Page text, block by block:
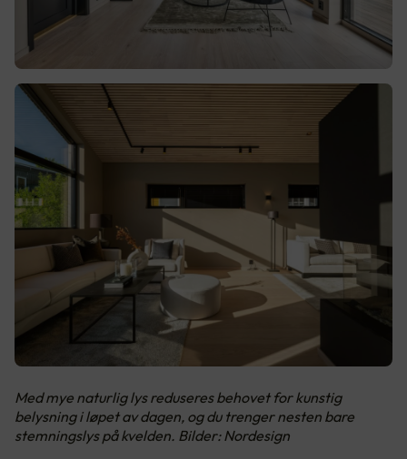
Med mye naturlig lys reduseres behovet for kunstig
belysning i løpet av dagen, og du trenger nesten bare
stemningslys på kvelden. Bilder: Nordesign